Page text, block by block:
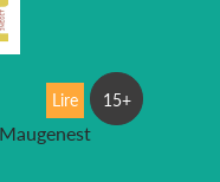
Lire 15+